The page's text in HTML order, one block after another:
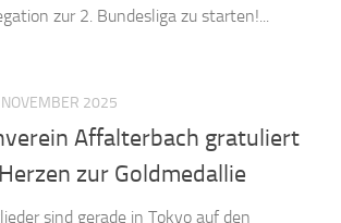
zur 2. Bundesliga zu starten!...
2025
Affalterbach gratuliert
zur Goldmedallie
sind gerade in Tokyo auf den